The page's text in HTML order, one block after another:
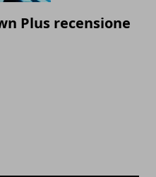
Plus recensione